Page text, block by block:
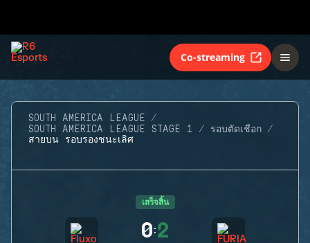
Co-streaming
SOUTH AMERICA LEAGUE
SOUTH AMERICA LEAGUE STAGE 1
รอบตัดเชือก
สายบน รอบรองชนะเลิศ
เสร็จสิ้น
0:2